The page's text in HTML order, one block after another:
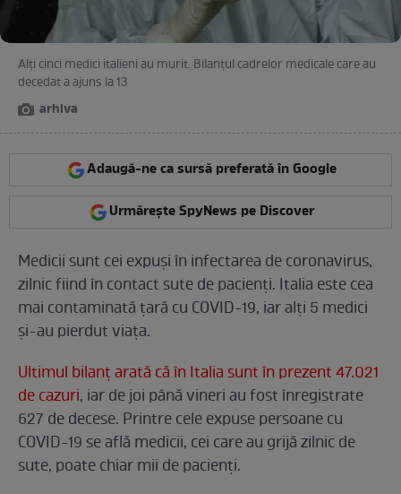
Alți cinci medici italieni au murit. Bilanțul cadrelor medicale care au
decedat a ajuns la 13
arhiva
Adaugă-ne ca sursă preferată în Google
Urmărește SpyNews pe Discover
Medicii sunt cei expuși în infectarea de coronavirus,
zilnic fiind în contact sute de pacienți. Italia este cea
mai contaminată țară cu COVID-19, iar alți 5 medici
și-au pierdut viața.
Ultimul bilanț arată că în Italia sunt în prezent 47.021
de cazuri, iar de joi până vineri au fost înregistrate
627 de decese. Printre cele expuse persoane cu
COVID-19 se află medicii, cei care au grijă zilnic de
sute, poate chiar mii de pacienți.